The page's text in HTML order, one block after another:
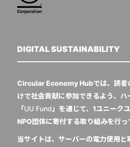
DIGITAL SUSTAINABILITY
Circular Economy Hubでは、読者
けで社会貢献に参加できるよう、
「UU Fund 」を通じて、1ユニーク
NPO団体に寄付する取り組みを行っ
当サイトは、サーバーの電力使用